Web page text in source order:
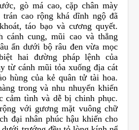
gò má cao, cặp chân mày
cao rộng khá dĩnh ngộ đã
táo bạo và cương quyết.
cánh cung, mũi cao và thẳng
ẩn dưới bộ râu đen vừa mọc
hai đường pháp lệnh của
từ cánh mũi tỏa xuống địa cát
hùng của kẻ quân tử tài hoa.
trong và nhu nhuyến khiến
cảm tình và dễ bị chinh phục.
với gương mặt vuông chữ
đại nhân phúc hậu khiến cho